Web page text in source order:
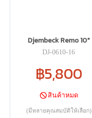
Djembeck Remo 10"
DJ-0610-16
฿5,800
สินค้าหมด
(มีหลายคุณสมบัติให้เลือก)